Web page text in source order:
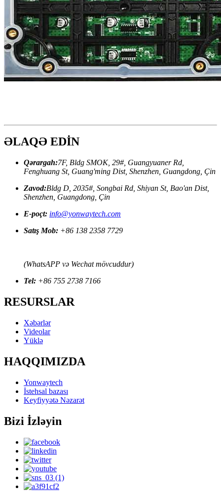
ƏLAQƏ EDİN
Qərargah:7F, Bldg SMOK, 29#, Guangyuaner Rd,
Fenghuang St, Guang'ming Dist, Shenzhen, Guangdong, Çin
Zavod:Bldg D, 2035#, Songbai Rd, Shiyan St, Bao'an Dist,
Shenzhen, Guangdong, Çin
E-poçt: info@yonwaytech.com
Satış Mob: +86 138 2358 7729
(WhatsAPP və Wechat mövcuddur)
Tel: +86 755 2738 7166
RESURSLAR
Xəbərlər
Videolar
Yüklə
HAQQIMIZDA
Yonwaytech
İstehsal bazası
Keyfiyyətə Nəzarət
Bizi İzləyin